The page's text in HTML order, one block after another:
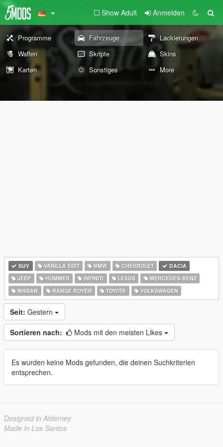
Show Adult Anmelden
Programme Fahrzeuge
Lackierungen
Waffen
Skripte
Skins
Karten
Sonstiges More
SUV VANILLA EDIT BMW CHEVROLET
DACIA
JEEP
HUMMER INFINITI LEXUS
MERCEDES-BENZ
NISSAN
RANGE ROVER TOYOTA VOLKSWAGEN
Seit: Gestern
Sortieren nach: Mods mit den meisten Likes
Es wurden keine Mods gefunden, die deinen Suchkriterien
entsprechen.
Designed in Alderney
Made in Los Santos